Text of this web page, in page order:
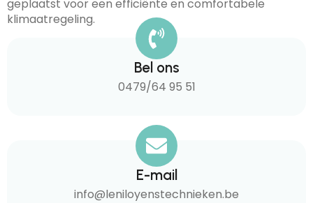
geplaatst voor een efficiënte en comfortabele
klimaatregeling.
Bel ons
0479/64 95 51
E-mail
info@leniloyenstechnieken.be